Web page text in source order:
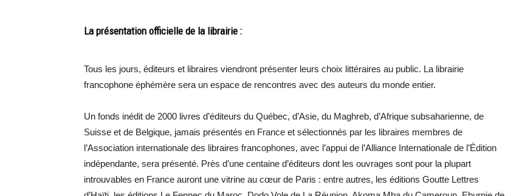
La présentation officielle de la librairie :
Tous les jours, éditeurs et libraires viendront présenter leurs choix littéraires au public. La librairie
francophone éphémère sera un espace de rencontres avec des auteurs du monde entier.
Un fonds inédit de 2000 livres d’éditeurs du Québec, d’Asie, du Maghreb, d’Afrique subsaharienne, de
Suisse et de Belgique, jamais présentés en France et sélectionnés par les libraires membres de
l’Association internationale des libraires francophones, avec l’appui de l’Alliance Internationale de l’Édition
indépendante, sera présenté. Près d’une centaine d’éditeurs dont les ouvrages sont pour la plupart
introuvables en France auront une vitrine au cœur de Paris : entre autres, les éditions Goutte Lettres